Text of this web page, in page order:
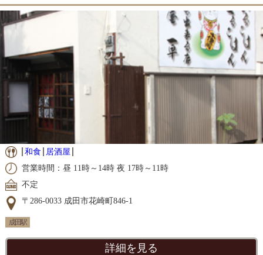
和食
居酒屋
営業時間：昼 11時～14時 夜 17時～11時
不定
〒286-0033 成田市花崎町846-1
成田駅
詳細を見る